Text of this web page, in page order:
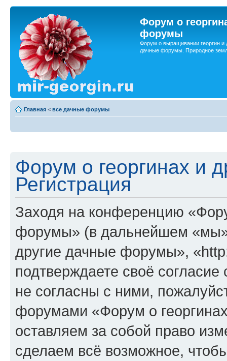
Форум о
форумы
Форум о выращивании георгин и
дачные форумы. Природное
Главная < все дачные форумы
Форум о георгинах и
Регистрация
Заходя на конференцию
форумы» (в дальнейшем
другие дачные форумы»,
подтверждаете своё
не согласны с ними,
форумами «Форум о
оставляем за собой право
сделаем всё возможное,